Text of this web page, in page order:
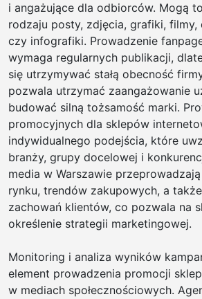
i angażujące dla odbiorców. Mogą
rodzaju posty, zdjęcia, grafiki, filmy,
czy infografiki. Prowadzenie
wymaga regularnych publikacji,
się utrzymywać stałą obecność
pozwala utrzymać zaangażowanie
budować silną tożsamość marki.
promocyjnych dla sklepów
indywidualnego podejścia, które
branży, grupy docelowej i
media w Warszawie
rynku, trendów zakupowych, a
zachowań klientów, co pozwala na
określenie strategii marketingowej.
Monitoring i analiza wyników
element prowadzenia promocji
w mediach społecznościowych.